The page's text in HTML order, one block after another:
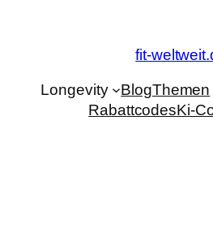
fit-
Longevity BlogThemen
RabattcodesKi-